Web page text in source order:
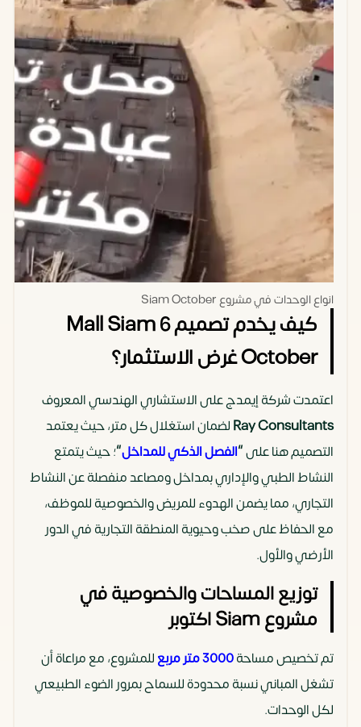
انواع الوحدات في مشروع Siam October
كيف يخدم تصميم Mall Siam 6
October غرض الاستثمار؟
اعتمدت شركة إيمدج على الاستشاري الهندسي المعروف
Ray Consultantsلضمان استغلال كل متر، حيث يعتمد
التصميم هنا على“الفصل الذكي للمداخل“؛ حيث يتمتع
النشاط الطبي والإداري بمداخل ومصاعد منفصلة عن النشاط
التجاري، مما يضمن الهدوء للمريض والخصوصية للموظف،
مع الحفاظ على صخب وحيوية المنطقة التجارية في الدور
الأرضي والأول.
توزيع المساحات والخصوصية في
مشروع Siam اكتوبر
تم تخصيص مساحة3000 متر مربع
للمشروع، مع مراعاة أن
تشغل المباني نسبة محدودة للسماح بمرور الضوء الطبيعي
لكل الوحدات.